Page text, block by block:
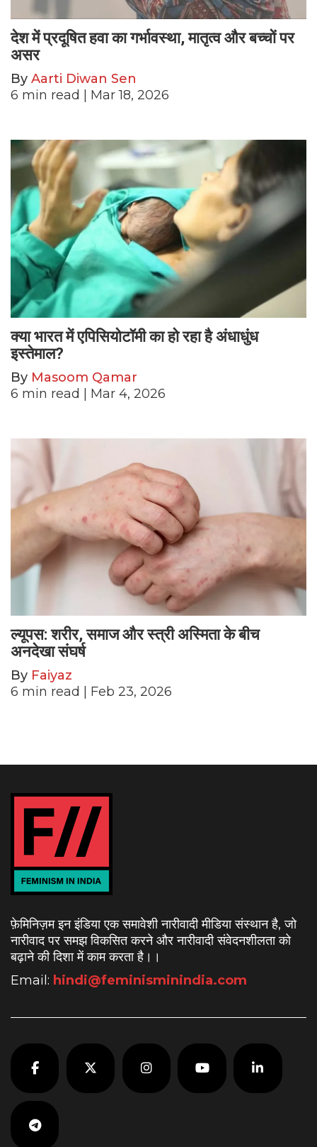
देश में प्रदूषित हवा का गर्भावस्था, मातृत्व और बच्चों पर
असर
By Aarti Diwan Sen
6 min read | Mar 18, 2026
क्या भारत में एपिसियोटॉमी का हो रहा है अंधाधुंध
इस्तेमाल?
By Masoom Qamar
6 min read | Mar 4, 2026
ल्यूपस: शरीर, समाज और स्त्री अस्मिता के बीच
अनदेखा संघर्ष
By Faiyaz
6 min read | Feb 23, 2026
फ़ेमिनिज़म इन इंडिया एक समावेशी नारीवादी मीडिया संस्थान है, जो
नारीवाद पर समझ विकसित करने और नारीवादी संवेदनशीलता को
बढ़ाने की दिशा में काम करता है। ।
Email: hindi@feminisminindia.com